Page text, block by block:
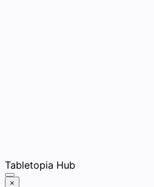
Skip
to
Tabletopia Hub
×